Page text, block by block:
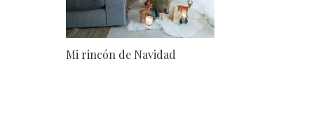
Mi rincón de Navidad